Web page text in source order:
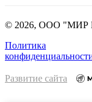
© 2026, ООО "МИР
Политика
Развитие сайта